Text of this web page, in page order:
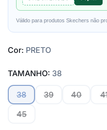
Válido para produtos Skechers não
Cor: PRETO
TAMANHO: 38
38 39 40
45